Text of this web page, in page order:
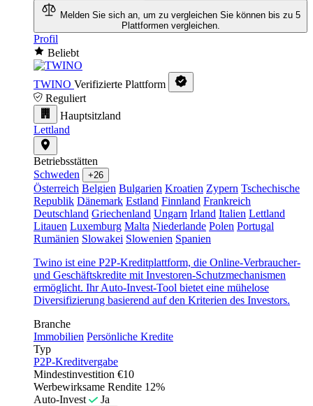
Melden Sie sich an, um zu vergleichen Sie können bis zu 5
Plattformen vergleichen.
Profil
Beliebt
TWINO Verifizierte Plattform
Reguliert
Hauptsitzland
Lettland
Betriebsstätten
Schweden
+26
Österreich Belgien Bulgarien Kroatien Zypern Tschechische
Republik Dänemark Estland Finnland Frankreich
Deutschland Griechenland Ungarn Irland Italien Lettland
Litauen Luxemburg Malta Niederlande Polen Portugal
Rumänien Slowakei Slowenien Spanien
Twino ist eine P2P-Kreditplattform, die Online-Verbraucher-
und Geschäftskredite mit Investoren-Schutzmechanismen
ermöglicht. Ihr Auto-Invest-Tool bietet eine mühelose
Diversifizierung basierend auf den Kriterien des Investors.
Branche
Immobilien Persönliche Kredite
Typ
P2P-Kreditvergabe
Mindestinvestition €10
Werbewirksame Rendite 12%
Auto-Invest
Ja